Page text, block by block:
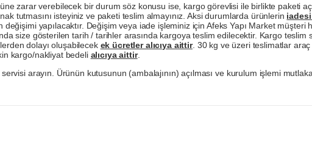
zarar verebilecek bir durum söz konusu ise, kargo görevlisi ile birlikte paketi
tutmasını isteyiniz ve paketi teslim almayınız. Aksi durumlarda ürünlerin
yapılacaktır. Değişim veya iade işleminiz için Afeks Yapı Market müşteri
size gösterilen tarih / tarihler arasında kargoya teslim edilecektir. Kargo
dolayı oluşabilecek ek ücretler alıcıya aittir. 30 kg ve üzeri teslimatlar
kargo/nakliyat bedeli alıcıya aittir.
arayın. Ürünün kutusunun (ambalajının) açılması ve kurulum işlemi